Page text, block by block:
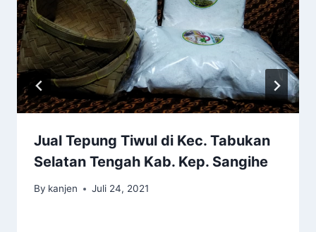
Jual Tepung Tiwul di Kec. Tabukan
Selatan Tengah Kab. Kep. Sangihe
By kanjen Juli 24, 2021